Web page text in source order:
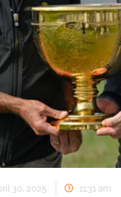
30, 2025 11:31 am